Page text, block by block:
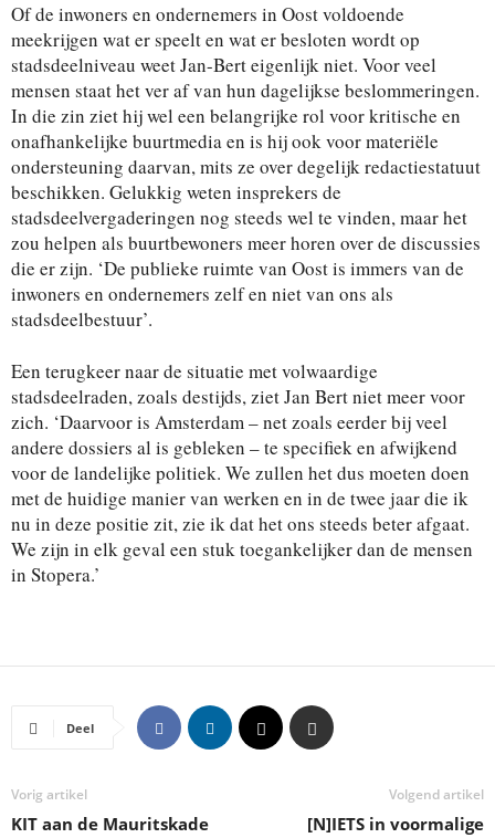
Of de inwoners en ondernemers in Oost voldoende
meekrijgen wat er speelt en wat er besloten wordt op
stadsdeelniveau weet Jan-Bert eigenlijk niet. Voor veel
mensen staat het ver af van hun dagelijkse beslommeringen.
In die zin ziet hij wel een belangrijke rol voor kritische en
onafhankelijke buurtmedia en is hij ook voor materiële
ondersteuning daarvan, mits ze over degelijk redactiestatuut
beschikken. Gelukkig weten insprekers de
stadsdeelvergaderingen nog steeds wel te vinden, maar het
zou helpen als buurtbewoners meer horen over de discussies
die er zijn. ‘De publieke ruimte van Oost is immers van de
inwoners en ondernemers zelf en niet van ons als
stadsdeelbestuur’.
Een terugkeer naar de situatie met volwaardige
stadsdeelraden, zoals destijds, ziet Jan Bert niet meer voor
zich. ‘Daarvoor is Amsterdam – net zoals eerder bij veel
andere dossiers al is gebleken – te specifiek en afwijkend
voor de landelijke politiek. We zullen het dus moeten doen
met de huidige manier van werken en in de twee jaar die ik
nu in deze positie zit, zie ik dat het ons steeds beter afgaat.
We zijn in elk geval een stuk toegankelijker dan de mensen
in Stopera.’
Deel
Vorig artikel
KIT aan de Mauritskade
Volgend artikel
[N]IETS in voormalige